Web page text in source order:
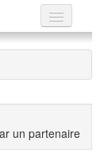
un partenaire